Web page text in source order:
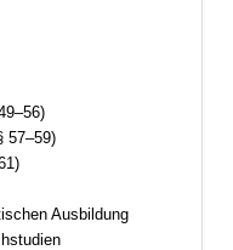
57–59)
Ausbildung